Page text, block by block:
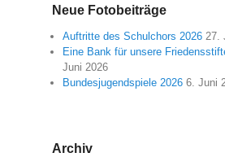
Neue Fotobeiträge
Auftritte des Schulchors 2026 27.
Eine Bank für unsere
Juni 2026
Bundesjugendspiele 2026 6. Juni
Archiv